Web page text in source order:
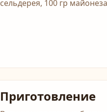
сельдерея, 100 гр
Приготовление